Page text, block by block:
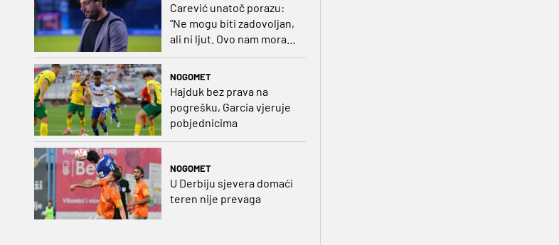
Carević unatoč porazu:
"Ne mogu biti zadovoljan,
ali ni ljut. Ovo nam mora
biti putokaz"
NOGOMET
Hajduk bez prava na
pogrešku, Garcia vjeruje
pobjednicima
NOGOMET
U Derbiju sjevera domaći
teren nije prevaga